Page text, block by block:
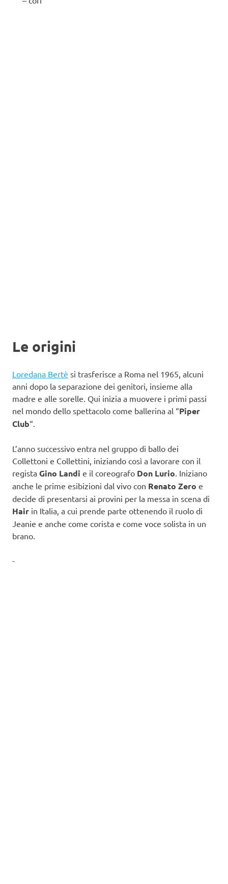
Le origini
Loredana Bertè si trasferisce a Roma nel 1965, alcuni
anni dopo la separazione dei genitori, insieme alla
madre e alle sorelle. Qui inizia a muovere i primi passi
nel mondo dello spettacolo come ballerina al “Piper
Club“.
L’anno successivo entra nel gruppo di ballo dei
Collettoni e Collettini, iniziando così a lavorare con il
regista Gino Landi e il coreografo Don Lurio . Iniziano
anche le prime esibizioni dal vivo con Renato Zero e
decide di presentarsi ai provini per la messa in scena di
Hair in Italia, a cui prende parte ottenendo il ruolo di
Jeanie e anche come corista e come voce solista in un
brano.
-